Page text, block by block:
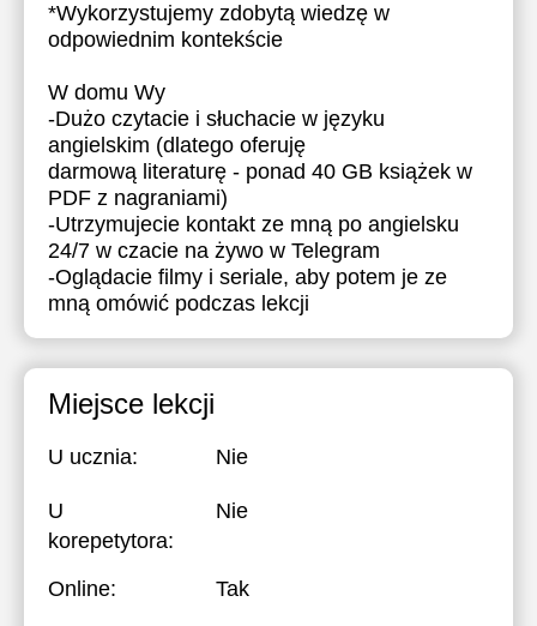
*Wykorzystujemy zdobytą wiedzę w
odpowiednim kontekście
W domu Wy
-Dużo czytacie i słuchacie w języku
angielskim (dlatego oferuję
darmową literaturę - ponad 40 GB książek w
PDF z nagraniami)
-Utrzymujecie kontakt ze mną po angielsku
24/7 w czacie na żywo w Telegram
-Oglądacie filmy i seriale, aby potem je ze
mną omówić podczas lekcji
Miejsce lekcji
U ucznia: Nie
U
korepetytora:
Nie
Online: Tak